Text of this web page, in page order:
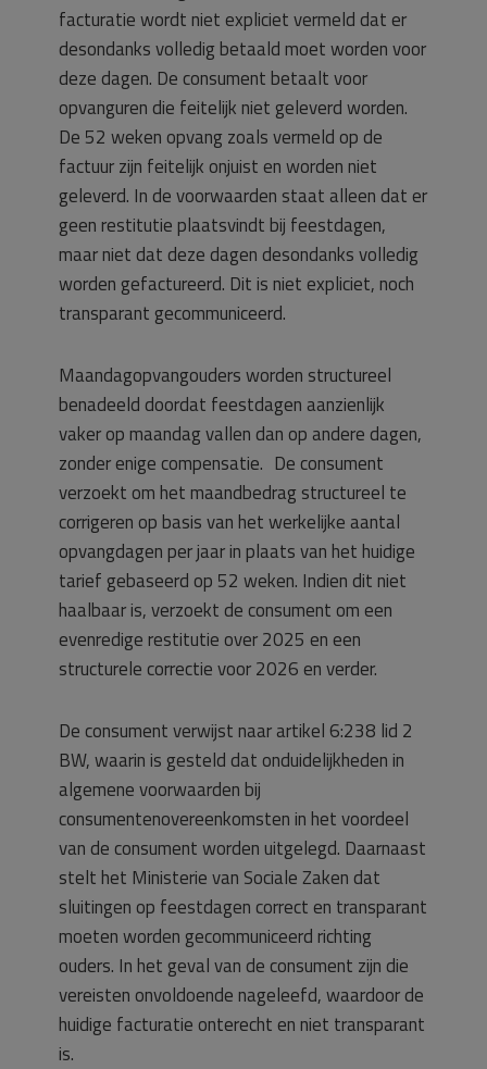
facturatie wordt niet expliciet vermeld dat er
desondanks volledig betaald moet worden voor
deze dagen. De consument betaalt voor
opvanguren die feitelijk niet geleverd worden.
De 52 weken opvang zoals vermeld op de
factuur zijn feitelijk onjuist en worden niet
geleverd. In de voorwaarden staat alleen dat er
geen restitutie plaatsvindt bij feestdagen,
maar niet dat deze dagen desondanks volledig
worden gefactureerd. Dit is niet expliciet, noch
transparant gecommuniceerd.
Maandagopvangouders worden structureel
benadeeld doordat feestdagen aanzienlijk
vaker op maandag vallen dan op andere dagen,
zonder enige compensatie. De consument
verzoekt om het maandbedrag structureel te
corrigeren op basis van het werkelijke aantal
opvangdagen per jaar in plaats van het huidige
tarief gebaseerd op 52 weken. Indien dit niet
haalbaar is, verzoekt de consument om een
evenredige restitutie over 2025 en een
structurele correctie voor 2026 en verder.
De consument verwijst naar artikel 6:238 lid 2
BW, waarin is gesteld dat onduidelijkheden in
algemene voorwaarden bij
consumentenovereenkomsten in het voordeel
van de consument worden uitgelegd. Daarnaast
stelt het Ministerie van Sociale Zaken dat
sluitingen op feestdagen correct en transparant
moeten worden gecommuniceerd richting
ouders. In het geval van de consument zijn die
vereisten onvoldoende nageleefd, waardoor de
huidige facturatie onterecht en niet transparant
is.